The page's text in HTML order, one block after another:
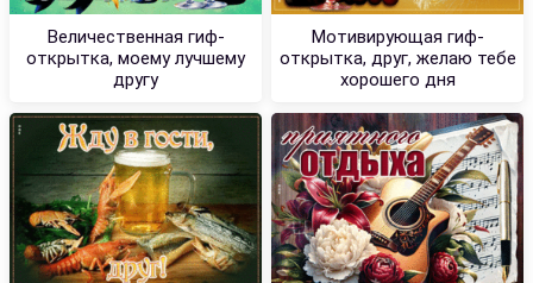
Величественная гиф-
открытка, моему лучшему
другу
Мотивирующая гиф-
открытка, друг, желаю тебе
хорошего дня